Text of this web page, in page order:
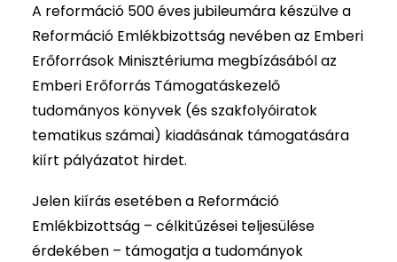
A reformáció 500 éves jubileumára készülve a
Reformáció Emlékbizottság nevében az Emberi
Erőforrások Minisztériuma megbízásából az
Emberi Erőforrás Támogatáskezelő
tudományos könyvek (és szakfolyóiratok
tematikus számai) kiadásának támogatására
kiírt pályázatot hirdet.
Jelen kiírás esetében a Reformáció
Emlékbizottság – célkitűzései teljesülése
érdekében – támogatja a tudományok